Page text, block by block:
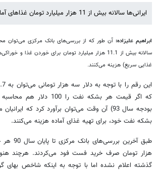
ایرانی‌ها سالانه بیش از 11 هزار میلیارد تومان غذا‌های آماده مصرف می‌کنند.
ابراهیم علیزاده: آن طور که از بررسیهای بانک مرکزی می
سالانه بیش از 11.1 هزار میلیارد تومان برای خوردن غذا و خوراکی
غذایی سریع) هزینه میکنند.
این رقم را با توجه به دلار سه هزار تومانی می
که اگر قیمت هر بشکه نفت را
بودجه سال 93) آن وقت می
بشکه نفت خود، برای تهیه غذای آماده هزینه میکنند.
طبق آخرین بررسی
هزار تومان صرف خرید فست فود میکردند. هرچند
گذشته اعلام نشده اما با توجه به اینکه شاخص بهای